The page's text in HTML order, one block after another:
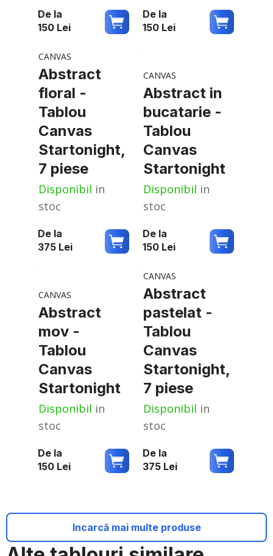
De la
150 Lei
De la
150 Lei
CANVAS
Abstract
floral -
Tablou
Canvas
Startonight,
7 piese
Disponibil in
stoc
De la
375 Lei
CANVAS
Abstract in
bucatarie -
Tablou
Canvas
Startonight
Disponibil in
stoc
De la
150 Lei
CANVAS
Abstract
mov -
Tablou
Canvas
Startonight
Disponibil in
stoc
De la
150 Lei
CANVAS
Abstract
pastelat -
Tablou
Canvas
Startonight,
7 piese
Disponibil in
stoc
De la
375 Lei
Incarcă mai multe produse